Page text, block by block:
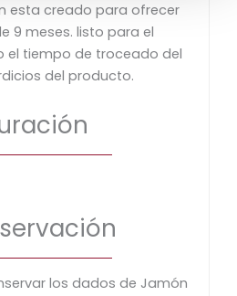
esta creado para ofrecer
9 meses. listo para el
el tiempo de troceado del
del producto.
los dados de Jamón